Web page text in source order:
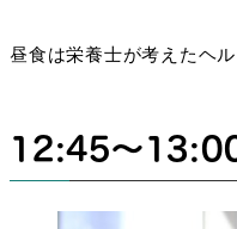
昼食は栄養士が考えたヘ
12:45～